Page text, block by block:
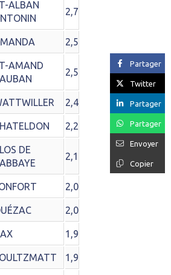
ALBAN
2,7
2,5
AMAND
2,5
2,4
2,2
DE
2,1
2,0
2,0
1,9
1,9
Partager
Twitter
Partager
Partager
Envoyer
Copier